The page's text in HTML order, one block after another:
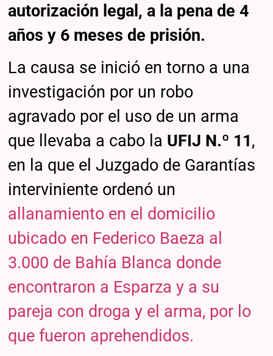
autorización legal, a la pena de 4
años y 6 meses de prisión.
La causa se inició en torno a una
investigación por un robo
agravado por el uso de un arma
que llevaba a cabo la UFIJ N.º 11,
en la que el Juzgado de Garantías
interviniente ordenó un
allanamiento en el domicilio
ubicado en Federico Baeza al
3.000 de Bahía Blanca donde
encontraron a Esparza y a su
pareja con droga y el arma, por lo
que fueron aprehendidos.